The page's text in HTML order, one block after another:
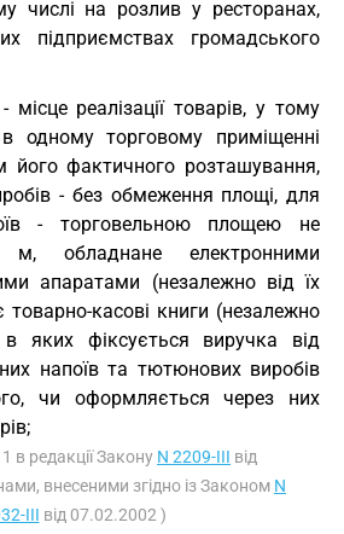
числі на розлив у ресторанах,
підприємствах громадського
- місце реалізації товарів, у тому
одному торговому приміщенні
його фактичного розташування,
- без обмеження площі, для
- торговельною площею не
обладнане електронними
апаратами (незалежно від їх
товарно-касові книги (незалежно
в яких фіксується виручка від
напоїв та тютюнових виробів
чи оформляється через них
в редакції Закону N 2209-III від
внесеними згідно із Законом N
III від 07.02.2002 )